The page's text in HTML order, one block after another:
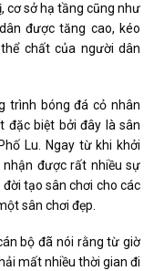
cơ sở hạ tầng cũng như
được tăng cao, kéo
chất của người dân
trình bóng đá cỏ nhân
đặc biệt bởi đây là sân
Lu. Ngay từ khi khởi
được rất nhiều sự
tạo sân chơi cho các
sân chơi đẹp.
bộ đã nói rằng từ giờ
mất nhiều thời gian đi